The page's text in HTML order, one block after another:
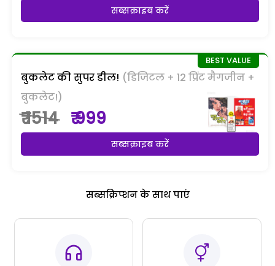
सब्सक्राइब करें
बुकलेट की सुपर डील! (डिजिटल + 12 प्रिंट मैगजीन +
बुकलेट!)
₹ 1514 ₹ 999
सब्सक्राइब करें
सब्सक्रिप्शन के साथ पाएं